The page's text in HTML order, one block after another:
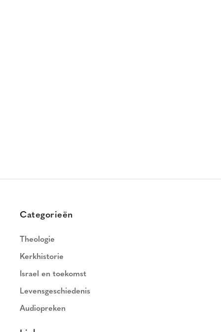
Categorieën
Theologie
Kerkhistorie
Israel en toekomst
Levensgeschiedenis
Audiopreken